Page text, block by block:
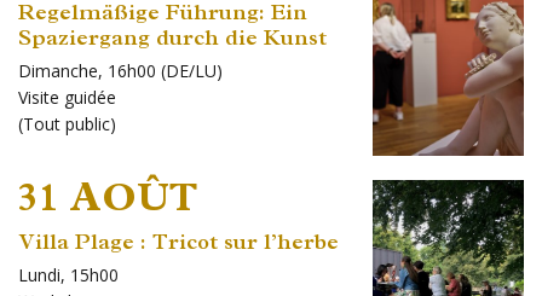
Regelmäßige Führung: Ein
Spaziergang durch die Kunst
Dimanche, 16h00 (DE/LU)
Visite guidée
(Tout public)
31 AOÛT
Villa Plage : Tricot sur l’herbe
Lundi, 15h00